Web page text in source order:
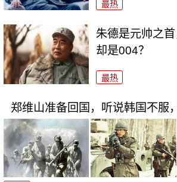
最热
朱德是元帅之
却是004？
最热
郑维山准备回国，听说韩国不服